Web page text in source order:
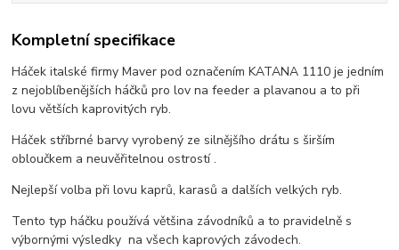
Kompletní specifikace
Háček italské firmy Maver pod označením KATANA 1110 je jedním
z nejoblíbenějších háčků pro lov na feeder a plavanou a to při
lovu větších kaprovitých ryb.
Háček stříbrné barvy vyrobený ze silnějšího drátu s širším
obloučkem a neuvěřitelnou ostrostí .
Nejlepší volba při lovu kaprů, karasů a dalších velkých ryb.
Tento typ háčku používá většina závodníků a to pravidelně s
výbornými výsledky na všech kaprových závodech.